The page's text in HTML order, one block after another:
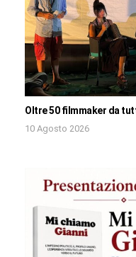
Oltre 50 filmmaker da
10 Agosto 2026